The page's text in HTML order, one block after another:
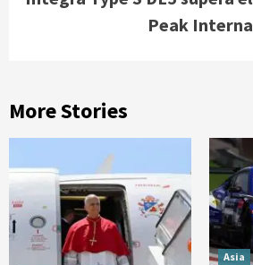
Peak
More Stories
Asia